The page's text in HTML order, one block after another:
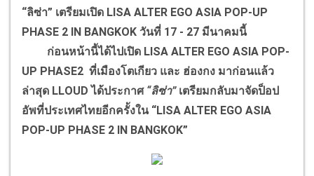
“ลิซ่า” เตรียมเปิด LISA ALTER EGO ASIA POP-UP
PHASE 2 IN BANGKOK วันที่ 17 - 27 มีนาคมนี้
ก่อนหน้านี้ได้ไปเปิด LISA ALTER EGO ASIA POP-
UP PHASE2 ที่เมืองโตเกียว และ ฮ่องกง มาก่อนแล้ว
ล่าสุด LLOUD ได้ประกาศ “ลิซ่า”เตรียมกลับมาจัดป็อป
อัพที่ประเทศไทยอีกครั้งใน “LISA ALTER EGO ASIA
POP-UP PHASE 2 IN BANGKOK”